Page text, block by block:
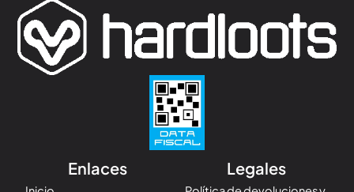
Enlaces Legales